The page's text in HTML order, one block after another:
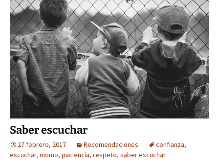
Saber escuchar
27 febrero, 2017 Recomendaciones confianza,
escuchar, momo, paciencia, respeto, saber escuchar